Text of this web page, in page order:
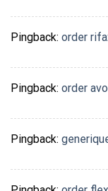
Pingback: order
Pingback: order
Pingback: